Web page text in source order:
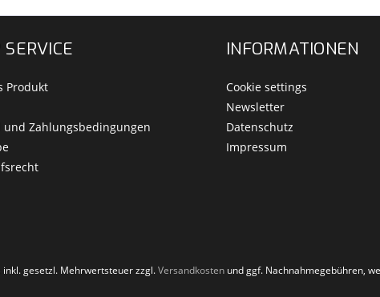
SERVICE
Produkt
und Zahlungsbedingungen
INFORMATIONEN
Cookie settings
Newsletter
Datenschutz
Impressum
gesetzl. Mehrwertsteuer zzgl.Versandkostenund ggf. Nachnahmegebühren,